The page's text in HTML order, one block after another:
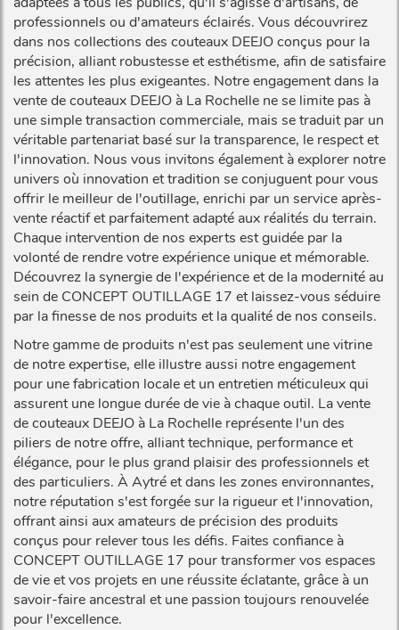
professionnels ou d'amateurs éclairés. Vous découvrirez
dans nos collections des couteaux DEEJO conçus pour la
précision, alliant robustesse et esthétisme, afin de satisfaire
les attentes les plus exigeantes. Notre engagement dans la
vente de couteaux DEEJO à La Rochelle ne se limite pas à
une simple transaction commerciale, mais se traduit par un
véritable partenariat basé sur la transparence, le respect et
l'innovation. Nous vous invitons également à explorer notre
univers où innovation et tradition se conjuguent pour vous
offrir le meilleur de l'outillage, enrichi par un service après-
vente réactif et parfaitement adapté aux réalités du terrain.
Chaque intervention de nos experts est guidée par la
volonté de rendre votre expérience unique et mémorable.
Découvrez la synergie de l'expérience et de la modernité au
sein de CONCEPT OUTILLAGE 17 et laissez-vous séduire
par la finesse de nos produits et la qualité de nos conseils.
Notre gamme de produits n'est pas seulement une vitrine
de notre expertise, elle illustre aussi notre engagement
pour une fabrication locale et un entretien méticuleux qui
assurent une longue durée de vie à chaque outil. La vente
de couteaux DEEJO à La Rochelle représente l'un des
piliers de notre offre, alliant technique, performance et
élégance, pour le plus grand plaisir des professionnels et
des particuliers. À Aytré et dans les zones environnantes,
notre réputation s'est forgée sur la rigueur et l'innovation,
offrant ainsi aux amateurs de précision des produits
conçus pour relever tous les défis. Faites confiance à
CONCEPT OUTILLAGE 17 pour transformer vos espaces
de vie et vos projets en une réussite éclatante, grâce à un
savoir-faire ancestral et une passion toujours renouvelée
pour l'excellence.